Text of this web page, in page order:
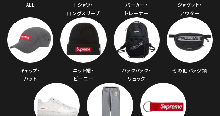
ALL
Tシャツ・
ロングスリーブ
パーカー・
トレーナー
ジャケット・
アウター
キャップ・
ハット
ニット帽・
ビーニー
バックパック・
リュック
その他バッグ類